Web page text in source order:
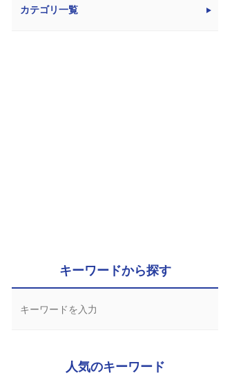
カテゴリ一覧
キーワードから探す
人気のキーワード